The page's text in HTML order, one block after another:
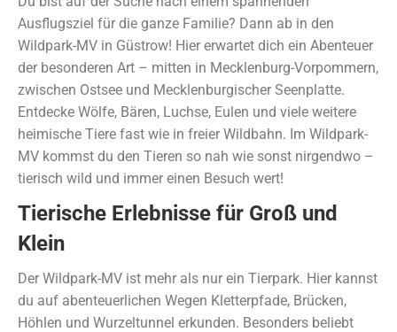
Ausflugsziel für die ganze Familie? Dann ab in den
Wildpark-MV in Güstrow! Hier erwartet dich ein Abenteuer
der besonderen Art – mitten in Mecklenburg-Vorpommern,
zwischen Ostsee und Mecklenburgischer Seenplatte.
Entdecke Wölfe, Bären, Luchse, Eulen und viele weitere
heimische Tiere fast wie in freier Wildbahn. Im Wildpark-
MV kommst du den Tieren so nah wie sonst nirgendwo –
tierisch wild und immer einen Besuch wert!
Tierische Erlebnisse für Groß und
Klein
Der Wildpark-MV ist mehr als nur ein Tierpark. Hier kannst
du auf abenteuerlichen Wegen Kletterpfade, Brücken,
Höhlen und Wurzeltunnel erkunden. Besonders beliebt